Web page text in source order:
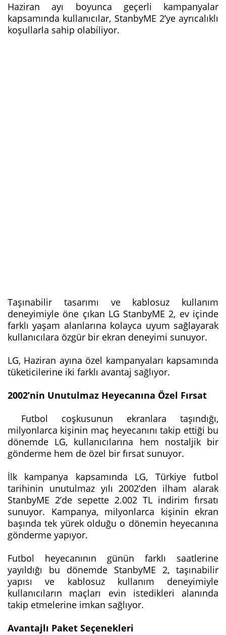
Haziran ayı boyunca geçerli kampanyalar
kapsamında kullanıcılar, StanbyME 2’ye ayrıcalıklı
koşullarla sahip olabiliyor.
Taşınabilir tasarımı ve kablosuz kullanım
deneyimiyle öne çıkan LG StanbyME 2, ev içinde
farklı yaşam alanlarına kolayca uyum sağlayarak
kullanıcılara özgür bir ekran deneyimi sunuyor.
LG, Haziran ayına özel kampanyaları kapsamında
tüketicilerine iki farklı avantaj sağlıyor.
2002’nin Unutulmaz Heyecanına Özel Fırsat
Futbol coşkusunun ekranlara taşındığı,
milyonlarca kişinin maç heyecanını takip ettiği bu
dönemde LG, kullanıcılarına hem nostaljik bir
gönderme hem de özel bir fırsat sunuyor.
İlk kampanya kapsamında LG, Türkiye futbol
tarihinin unutulmaz yılı 2002’den ilham alarak
StanbyME 2’de sepette 2.002 TL indirim fırsatı
sunuyor. Kampanya, milyonlarca kişinin ekran
başında tek yürek olduğu o dönemin heyecanına
gönderme yapıyor.
Futbol heyecanının günün farklı saatlerine
yayıldığı bu dönemde StanbyME 2, taşınabilir
yapısı ve kablosuz kullanım deneyimiyle
kullanıcıların maçları evin istedikleri alanında
takip etmelerine imkan sağlıyor.
Avantajlı Paket Seçenekleri